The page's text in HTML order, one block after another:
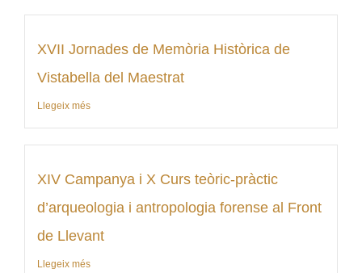
XVII Jornades de Memòria Històrica de
Vistabella del Maestrat
Llegeix més
XIV Campanya i X Curs teòric-pràctic
d’arqueologia i antropologia forense al Front
de Llevant
Llegeix més